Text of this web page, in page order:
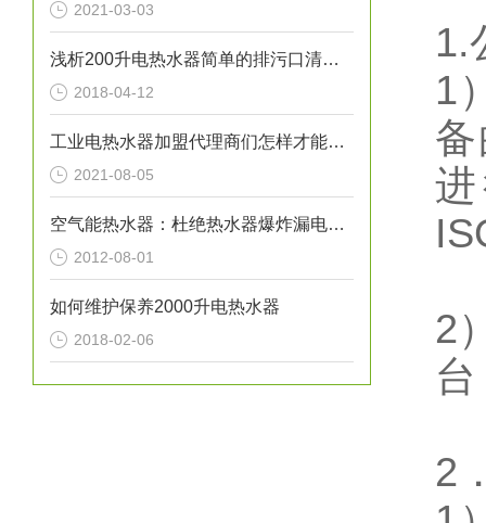
2021-03-03
浅析200升电热水器简单的排污口清洁方法
2018-04-12
工业电热水器加盟代理商们怎样才能让自己的事业风生水起呢？
2021-08-05
空气能热水器：杜绝热水器爆炸漏电事故
2012-08-01
如何维护保养2000升电热水器
2018-02-06
1.
1
2
2